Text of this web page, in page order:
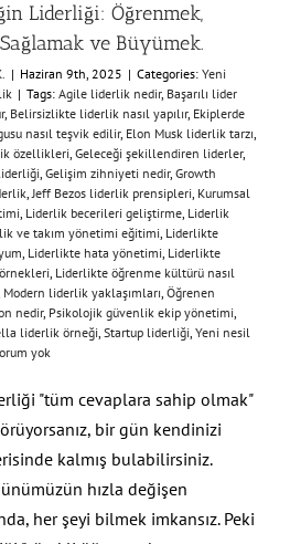
Liderliği: Öğrenmek,
ve Büyümek.
| Haziran 9th, 2025 | Categories: Yeni
| Tags: Agile liderlik nedir, Başarılı lider
, Belirsizlikte liderlik nasıl yapılır, Ekiplerde
nasıl teşvik edilir, Elon Musk liderlik tarzı,
özellikleri, Geleceği şekillendiren liderler,
, Gelişim zihniyeti nedir, Growth
,Jeff Bezos liderlik prensipleri, Kurumsal
, Liderlik becerileri geliştirme, Liderlik
ve takım yönetimi eğitimi, Liderlikte
, Liderlikte hata yönetimi, Liderlikte
, Liderlikte öğrenme kültürü nasıl
Modern liderlik yaklaşımları, Öğrenen
nedir, Psikolojik güvenlik ekip yönetimi,
liderlik örneği, Startup liderliği, Yeni nesil
yok
"tüm cevaplara sahip olmak"
bir gün kendinizi
kalmış bulabilirsiniz.
hızla değişen
her şeyi bilmek imkansız. Peki